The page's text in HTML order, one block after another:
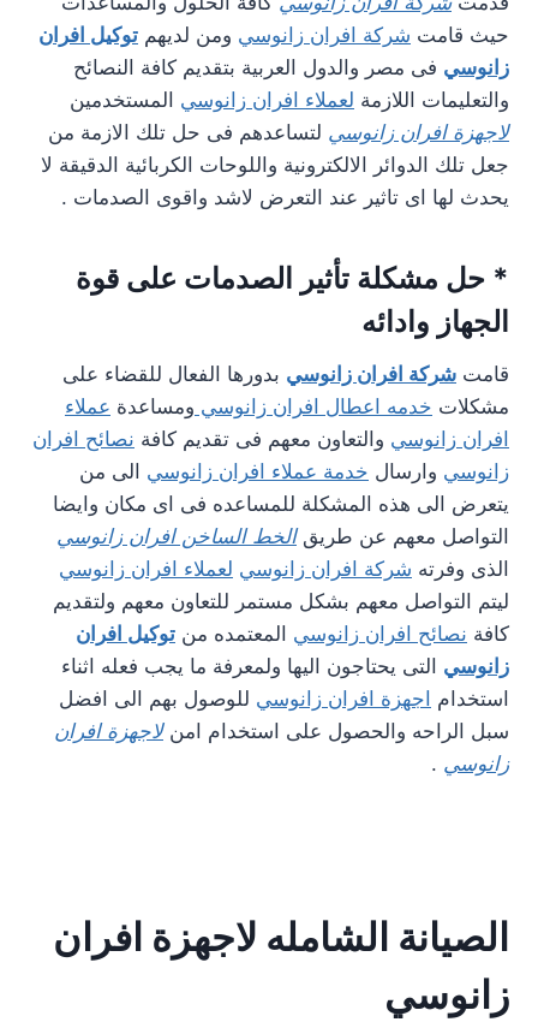
حيث قامت شركة افران زانوسي ومن لديهم توكيل افران
زانوسي فى مصر والدول العربية بتقديم كافة النصائح
والتعليمات اللازمة لعملاء افران زانوسي المستخدمين
لاجهزة افران زانوسي لتساعدهم فى حل تلك الازمة من
جعل تلك الدوائر الالكترونية واللوحات الكربائية الدقيقة لا
يحدث لها اى تاثير عند التعرض لاشد واقوى الصدمات .
* حل مشكلة تأثير الصدمات على قوة
الجهاز وادائه
قامت شركة افران زانوسي بدورها الفعال للقضاء على
مشكلات خدمه اعطال افران زانوسي ومساعدة عملاء
افران زانوسي والتعاون معهم فى تقديم كافة نصائح افران
زانوسي وارسال خدمة عملاء افران زانوسي الى من
يتعرض الى هذه المشكلة للمساعده فى اى مكان وايضا
التواصل معهم عن طريقالخط الساخن افران زانوسي
الذى وفرته شركة افران زانوسي لعملاء افران زانوسي
ليتم التواصل معهم بشكل مستمر للتعاون معهم ولتقديم
كافة نصائح افران زانوسي المعتمده من توكيل افران
زانوسي التى يحتاجون اليها ولمعرفة ما يجب فعله اثناء
استخدام اجهزة افران زانوسي للوصول بهم الى افضل
سبل الراحه والحصول على استخدام امنلاجهزة افران
زانوسي .
الصيانة الشامله لاجهزة افران
زانوسي